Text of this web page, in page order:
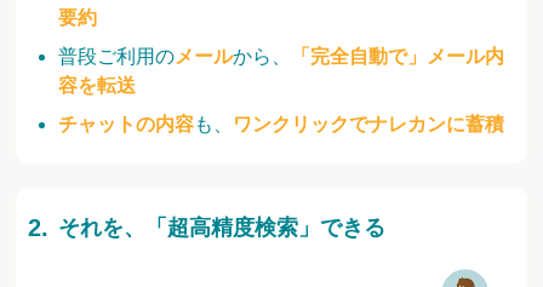
要約
普段ご利用のメールから、
「完全自動で」メール内
容を転送
チャットの内容も、 ワンクリックでナレカンに蓄積
それを、「超高精度検索」できる